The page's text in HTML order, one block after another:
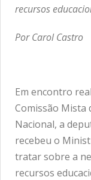
recursos
Por Carol Castro
Em encontro
Comissão Mista
Nacional, a
recebeu o
tratar sobre a
recursos